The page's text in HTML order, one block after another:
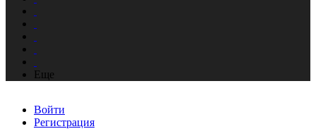
Еще
Войти
Регистрация